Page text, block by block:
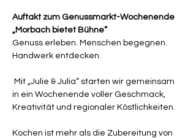
Auftakt zum Genussmarkt-Wochenende
„Morbach bietet Bühne“
Genuss erleben. Menschen begegnen.
Handwerk entdecken.
in ein Wochenende voller Geschmack,
Kreativität und regionaler Köstlichkeiten.
Kochen ist mehr als die Zubereitung von